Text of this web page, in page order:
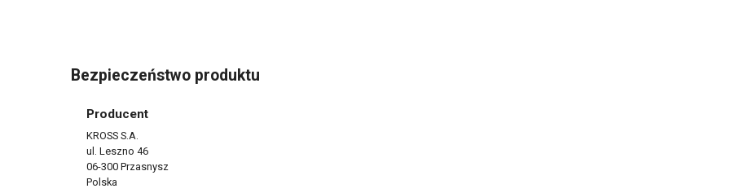
Bezpieczeństwo produktu
Producent
KROSS S.A.
ul. Leszno 46
06-300 Przasnysz
Polska